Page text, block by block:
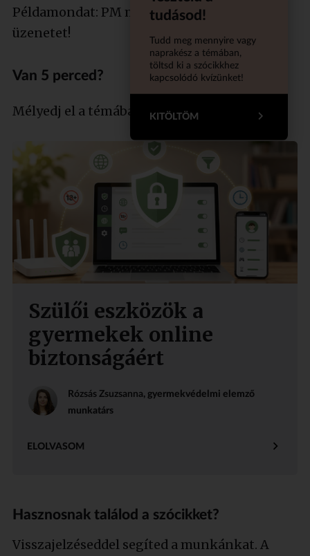
Példamondat: PM me! Küldj személyes
üzenetet!
tudásod!
Tudd meg mennyire vagy
naprakész a témában,
töltsd ki a szócikkhez
kapcsolódó kvízünket!
KITÖLTÖM
Van 5 perced?
Mélyedj el a témában szakértőnkkel!
Szülői eszközök a
gyermekek online
biztonságáért
Rózsás Zsuzsanna, gyermekvédelmi elemző
munkatárs
ELOLVASOM
Hasznosnak találod a szócikket?
Visszajelzéseddel segíted a munkánkat. A